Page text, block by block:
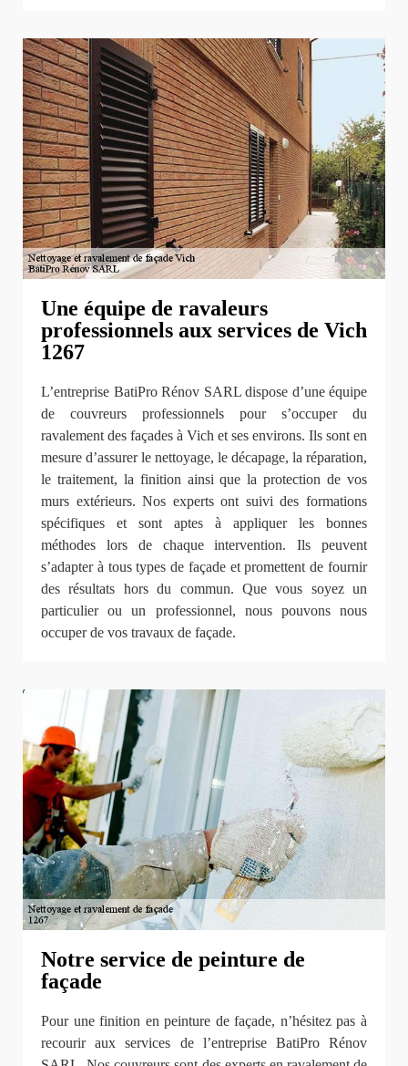
Une équipe de ravaleurs
professionnels aux services de Vich
1267
L’entreprise BatiPro Rénov SARL dispose d’une équipe
de couvreurs professionnels pour s’occuper du
ravalement des façades à Vich et ses environs. Ils sont en
mesure d’assurer le nettoyage, le décapage, la réparation,
le traitement, la finition ainsi que la protection de vos
murs extérieurs. Nos experts ont suivi des formations
spécifiques et sont aptes à appliquer les bonnes
méthodes lors de chaque intervention. Ils peuvent
s’adapter à tous types de façade et promettent de fournir
des résultats hors du commun. Que vous soyez un
particulier ou un professionnel, nous pouvons nous
occuper de vos travaux de façade.
Notre service de peinture de
façade
Pour une finition en peinture de façade, n’hésitez pas à
recourir aux services de l’entreprise BatiPro Rénov